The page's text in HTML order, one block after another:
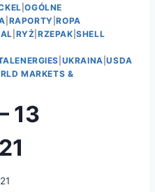
|OGÓLNE
RAPORTY |ROPA
RYŻ RZEPAK |SHELL
UKRAINA |USDA
MARKETS &
13